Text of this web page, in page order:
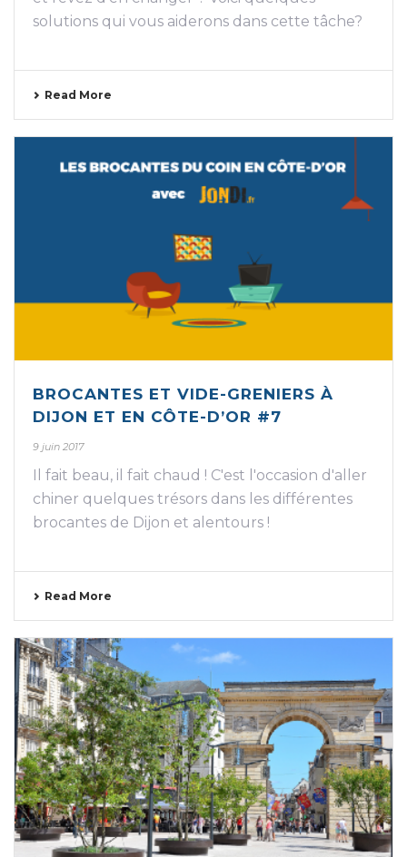
solutions qui vous aiderons dans cette tâche?
Read More
BROCANTES ET VIDE-GRENIERS À
DIJON ET EN CÔTE-D’OR #7
9 juin 2017
Il fait beau, il fait chaud ! C'est l'occasion d'aller
chiner quelques trésors dans les différentes
brocantes de Dijon et alentours !
Read More